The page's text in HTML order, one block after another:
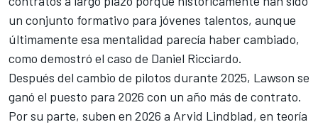
un conjunto formativo para jóvenes talentos, aunque
últimamente esa mentalidad parecía haber cambiado,
como demostró el caso de Daniel Ricciardo.
Después del cambio de pilotos durante 2025, Lawson se
ganó el puesto para 2026 con un año más de contrato.
Por su parte, suben en 2026 a Arvid Lindblad, en teoría